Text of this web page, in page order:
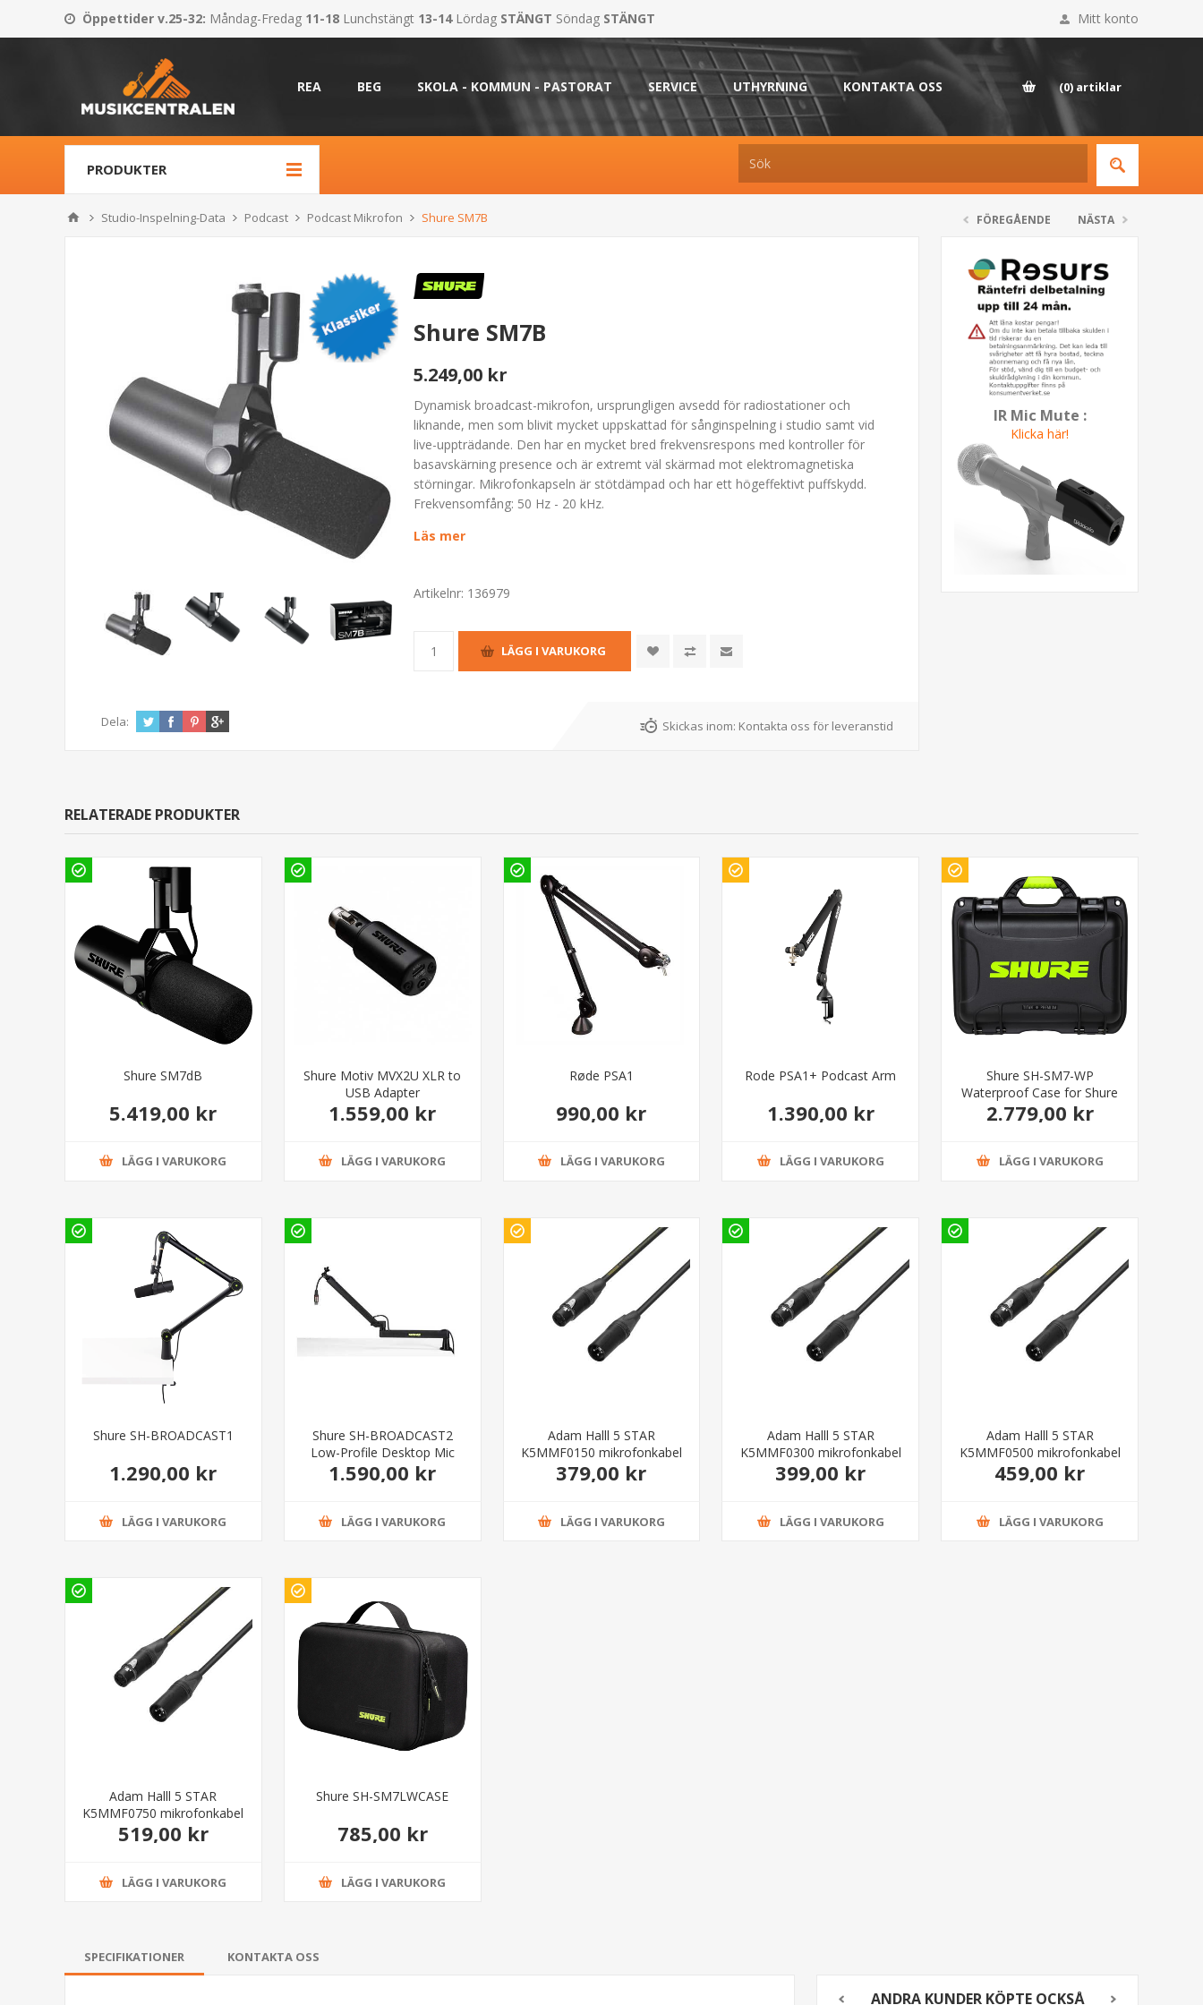
Öppettider v.25-32: Måndag-Fredag 11-18 Lunchstängt 13-14 Lördag STÄNGT Söndag STÄNGT Mitt konto
REA BEG SKOLA - KOMMUN - PASTORAT SERVICE UTHYRNING KONTAKTA OSS (0) artiklar
PRODUKTER
Studio-Inspelning-Data Podcast Podcast Mikrofon Shure SM7B FÖREGÅENDE NÄSTA
IR Mic Mute :
Klicka här!
Shure SM7B
5.249,00 kr
Dynamisk broadcast-mikrofon, ursprungligen avsedd för radiostationer och
liknande, men som blivit mycket uppskattad för sånginspelning i studio samt vid
live-uppträdande. Den har en mycket bred frekvensrespons med kontroller för
basavskärning presence och är extremt väl skärmad mot elektromagnetiska
störningar. Mikrofonkapseln är stötdämpad och har ett högeffektivt puffskydd.
Frekvensomfång: 50 Hz - 20 kHz.
Läs mer
Artikelnr: 136979
Dela: Skickas inom: Kontakta oss för leveranstid
RELATERADE PRODUKTER
Shure SM7dB
5.419,00 kr
LÄGG I VARUKORG
Shure Motiv MVX2U XLR to
USB Adapter
1.559,00 kr
LÄGG I VARUKORG
Røde PSA1
990,00 kr
LÄGG I VARUKORG
Rode PSA1+ Podcast Arm
1.390,00 kr
LÄGG I VARUKORG
Shure SH-SM7-WP
Waterproof Case for Shure
SM7B Microphone
2.779,00 kr
LÄGG I VARUKORG
Shure SH-BROADCAST1
1.290,00 kr
LÄGG I VARUKORG
Shure SH-BROADCAST2
Low-Profile Desktop Mic
Boom Stand
1.590,00 kr
LÄGG I VARUKORG
Adam Halll 5 STAR
K5MMF0150 mikrofonkabel
1.5 meter
379,00 kr
LÄGG I VARUKORG
Adam Halll 5 STAR
K5MMF0300 mikrofonkabel
3 meter
399,00 kr
LÄGG I VARUKORG
Adam Halll 5 STAR
K5MMF0500 mikrofonkabel
5 meter
459,00 kr
LÄGG I VARUKORG
Adam Halll 5 STAR
K5MMF0750 mikrofonkabel
7.5 meter
519,00 kr
LÄGG I VARUKORG
Shure SH-SM7LWCASE
785,00 kr
LÄGG I VARUKORG
SPECIFIKATIONER KONTAKTA OSS
ANDRA KUNDER KÖPTE OCKSÅ